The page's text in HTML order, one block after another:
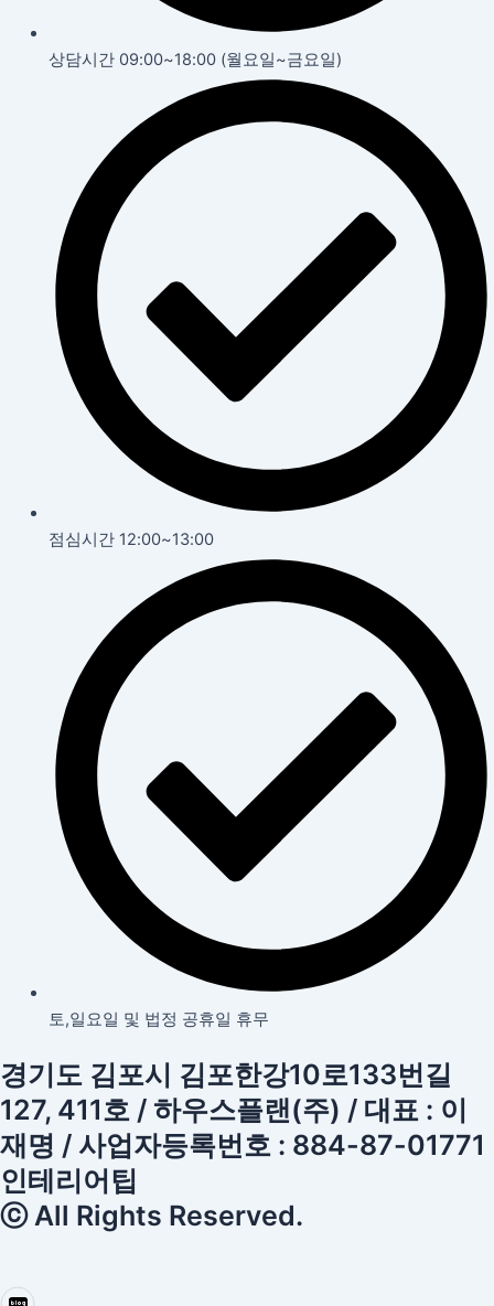
상담시간 09:00~18:00 (월요일~금요일)
점심시간 12:00~13:00
토,일요일 및 법정 공휴일 휴무
경기도 김포시 김포한강10로133번길
127, 411호 / 하우스플랜(주) / 대표 : 이
재명 / 사업자등록번호 : 884-87-01771
인테리어팁
ⓒ All Rights Reserved.